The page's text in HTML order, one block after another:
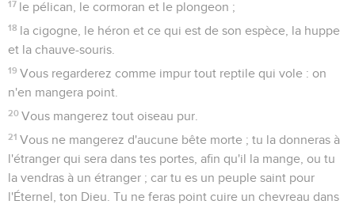
17 le pélican, le cormoran et le plongeon ;
18 la cigogne, le héron et ce qui est de son espèce, la huppe
et la chauve-souris.
19 Vous regarderez comme impur tout reptile qui vole : on
n'en mangera point.
20 Vous mangerez tout oiseau pur.
21 Vous ne mangerez d'aucune bête morte ; tu la donneras à
l'étranger qui sera dans tes portes, afin qu'il la mange, ou tu
la vendras à un étranger ; car tu es un peuple saint pour
l'Éternel, ton Dieu. Tu ne feras point cuire un chevreau dans